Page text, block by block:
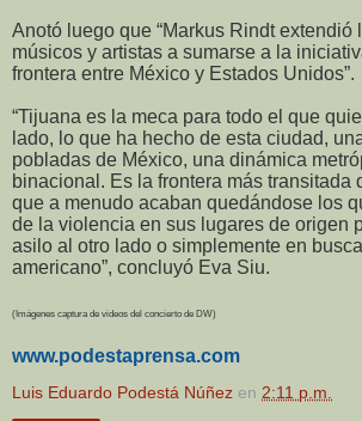
Anotó luego que “Markus Rindt extendió
músicos y artistas a sumarse a la
frontera entre México y Estados Unidos”.
“Tijuana es la meca para todo el que
lado, lo que ha hecho de esta ciudad,
pobladas de México, una dinámica
binacional. Es la frontera más transitada
que a menudo acaban quedándose los
de la violencia en sus lugares de origen
asilo al otro lado o simplemente en
americano”, concluyó Eva Siu.
(Imágenes captura de videos del concierto de DW)
www.podestaprensa.com
Luis Eduardo Podestá Núñez en 2:11 p.m.